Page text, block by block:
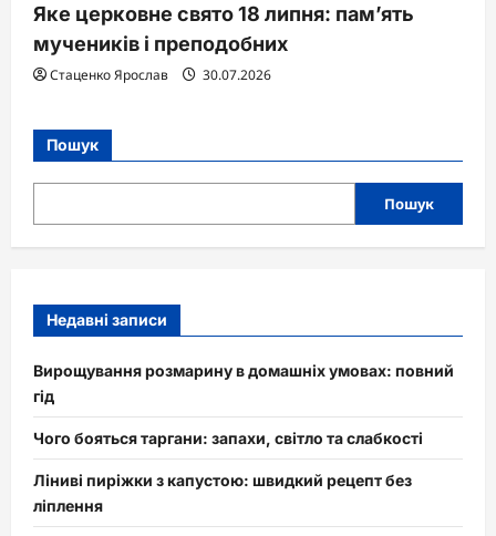
Яке церковне свято 18 липня: пам’ять
мучеників і преподобних
Стаценко Ярослав 30.07.2026
Пошук
Пошук
Недавні записи
Вирощування розмарину в домашніх умовах: повний
гід
Чого бояться таргани: запахи, світло та слабкості
Ліниві пиріжки з капустою: швидкий рецепт без
ліплення